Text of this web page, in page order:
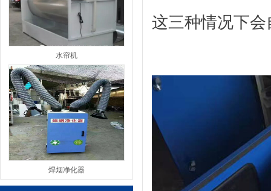
水帘机
焊烟净化器
这三种情况下